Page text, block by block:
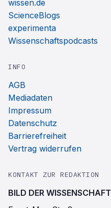
wissen.de
ScienceBlogs
experimenta
Wissenschaftspodcasts
INFO
AGB
Mediadaten
Impressum
Datenschutz
Barrierefreiheit
Vertrag widerrufen
KONTAKT ZUR REDAKTION
BILD DER WISSENSCHAFT